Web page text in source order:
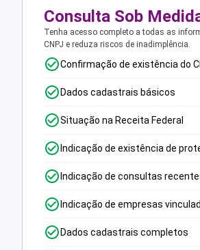
Consulta Sob
Tenha acesso completo a todas as
CNPJ e reduza riscos de inadimplência.
Confirmação de existência do
Dados cadastrais básicos
Situação na Receita Federal
Indicação de existência de
Indicação de consultas
Indicação de empresas
Dados cadastrais completos